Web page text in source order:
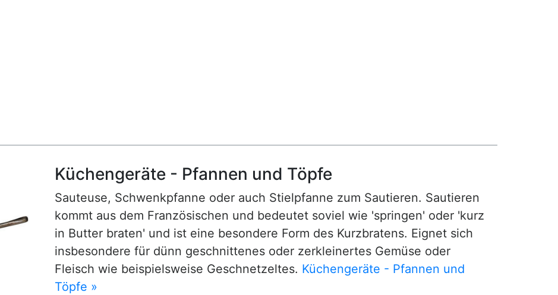
Küchengeräte - Pfannen und Töpfe
Sauteuse, Schwenkpfanne oder auch Stielpfanne zum Sautieren. Sautieren
kommt aus dem Französischen und bedeutet soviel wie 'springen' oder 'kurz
in Butter braten' und ist eine besondere Form des Kurzbratens. Eignet sich
insbesondere für dünn geschnittenes oder zerkleinertes Gemüse oder
Fleisch wie beispielsweise Geschnetzeltes. Küchengeräte - Pfannen und
Töpfe »